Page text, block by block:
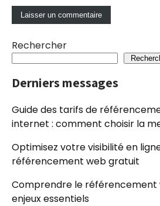
Rechercher
Derniers messages
Guide des tarifs de
internet : comment choisir la
Optimisez votre visibilité en
référencement web gratuit
Comprendre le référencement
enjeux essentiels